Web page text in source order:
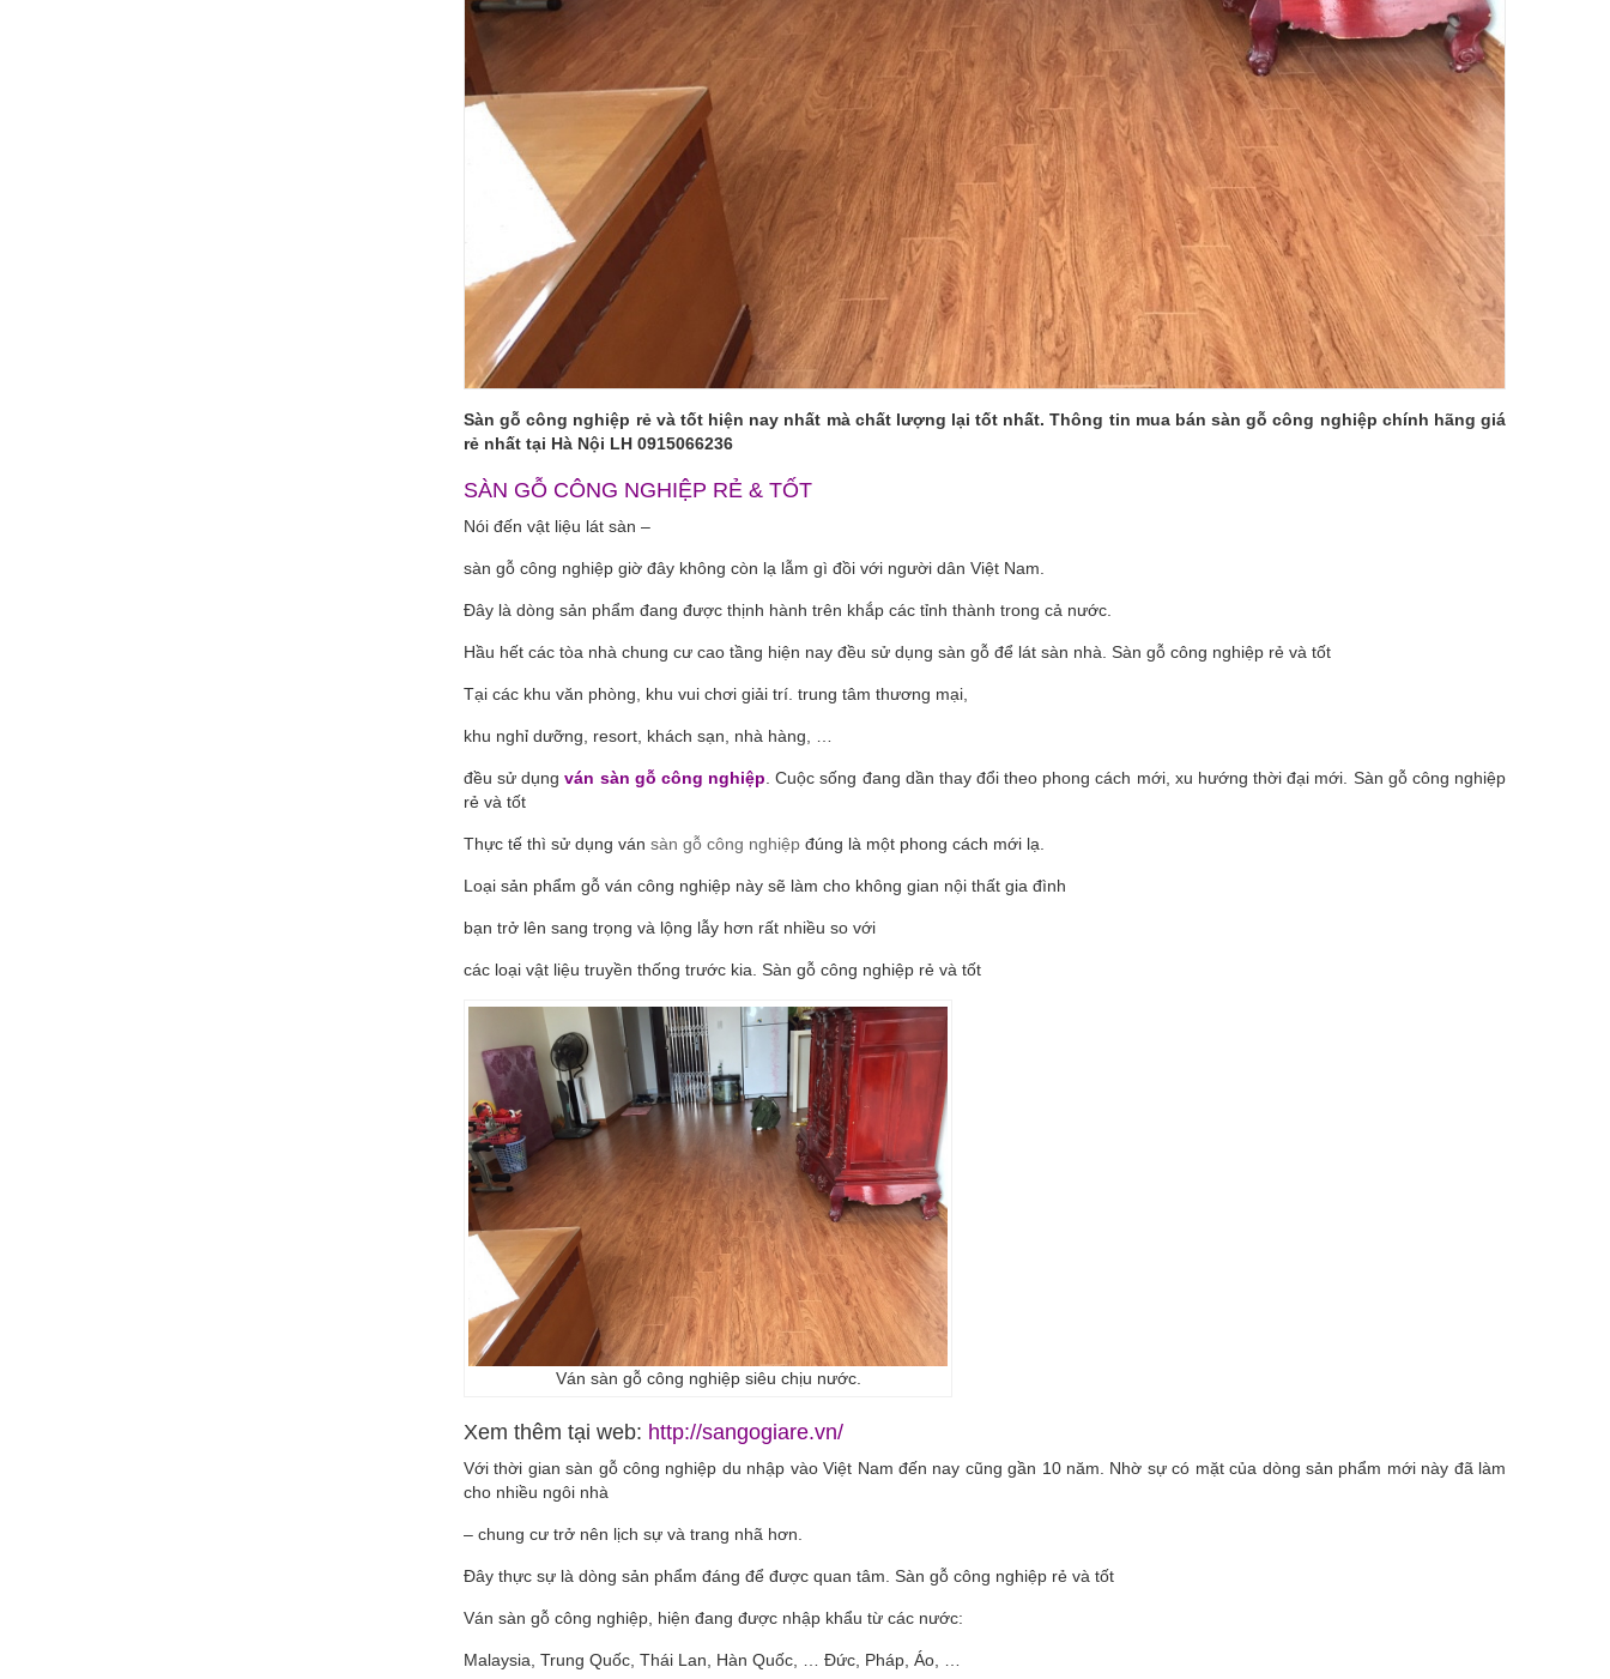
Sàn gỗ công nghiệp rẻ và tốt hiện nay nhất mà chất lượng lại tốt nhất. Thông tin mua bán sàn gỗ công nghiệp chính hãng giá
rẻ nhất tại Hà Nội LH 0915066236
SÀN GỖ CÔNG NGHIỆP RẺ & TỐT
Nói đến vật liệu lát sàn –
sàn gỗ công nghiệp giờ đây không còn lạ lẫm gì đồi với người dân Việt Nam.
Đây là dòng sản phẩm đang được thịnh hành trên khắp các tỉnh thành trong cả nước.
Hầu hết các tòa nhà chung cư cao tầng hiện nay đều sử dụng sàn gỗ để lát sàn nhà. Sàn gỗ công nghiệp rẻ và tốt
Tại các khu văn phòng, khu vui chơi giải trí. trung tâm thương mại,
khu nghỉ dưỡng, resort, khách sạn, nhà hàng, …
đều sử dụngván sàn gỗ công nghiệp . Cuộc sống đang dần thay đổi theo phong cách mới, xu hướng thời đại mới. Sàn gỗ công nghiệp
rẻ và tốt
Thực tế thì sử dụng ván sàn gỗ công nghiệp đúng là một phong cách mới lạ.
Loại sản phẩm gỗ ván công nghiệp này sẽ làm cho không gian nội thất gia đình
bạn trở lên sang trọng và lộng lẫy hơn rất nhiều so với
các loại vật liệu truyền thống trước kia. Sàn gỗ công nghiệp rẻ và tốt
Ván sàn gỗ công nghiệp siêu chịu nước.
Xem thêm tại web: http://sangogiare.vn/
Với thời gian sàn gỗ công nghiệp du nhập vào Việt Nam đến nay cũng gần 10 năm. Nhờ sự có mặt của dòng sản phẩm mới này đã làm
cho nhiều ngôi nhà
– chung cư trở nên lịch sự và trang nhã hơn.
Đây thực sự là dòng sản phẩm đáng để được quan tâm. Sàn gỗ công nghiệp rẻ và tốt
Ván sàn gỗ công nghiệp, hiện đang được nhập khẩu từ các nước:
Malaysia, Trung Quốc, Thái Lan, Hàn Quốc, … Đức, Pháp, Áo, …